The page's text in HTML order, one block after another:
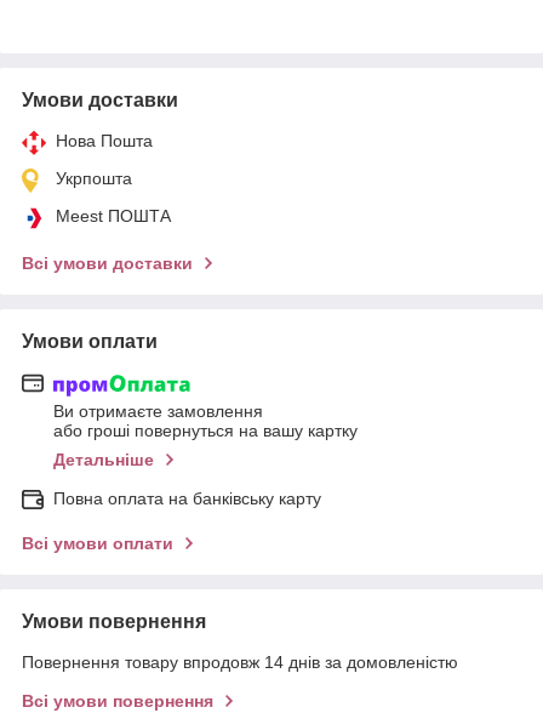
Умови доставки
Нова Пошта
Укрпошта
Meest ПОШТА
Всі умови доставки
Умови оплати
Ви отримаєте замовлення
або гроші повернуться на вашу картку
Детальніше
Повна оплата на банківську карту
Всі умови оплати
Умови повернення
Повернення товару впродовж 14 днів за домовленістю
Всі умови повернення